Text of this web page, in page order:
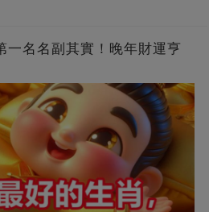
一名名副其實！晚年財運亨